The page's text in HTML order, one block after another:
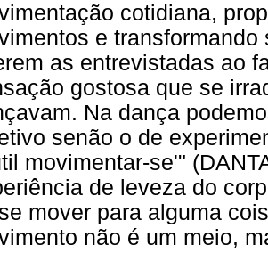
cotidiana,
e
as entrevistadas ao
gostosa que se
Na dança
senão o de
movimentar-se'"
de leveza do
mover para alguma
não é um meio,